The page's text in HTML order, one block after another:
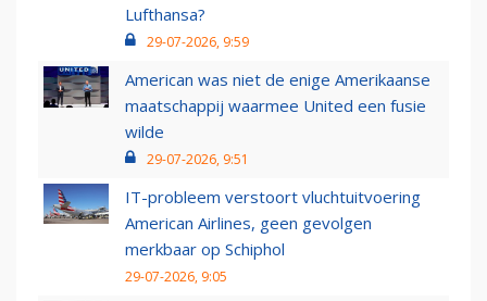
Lufthansa?
29-07-2026, 9:59
American was niet de enige Amerikaanse
maatschappij waarmee United een fusie
wilde
29-07-2026, 9:51
IT-probleem verstoort vluchtuitvoering
American Airlines, geen gevolgen
merkbaar op Schiphol
29-07-2026, 9:05